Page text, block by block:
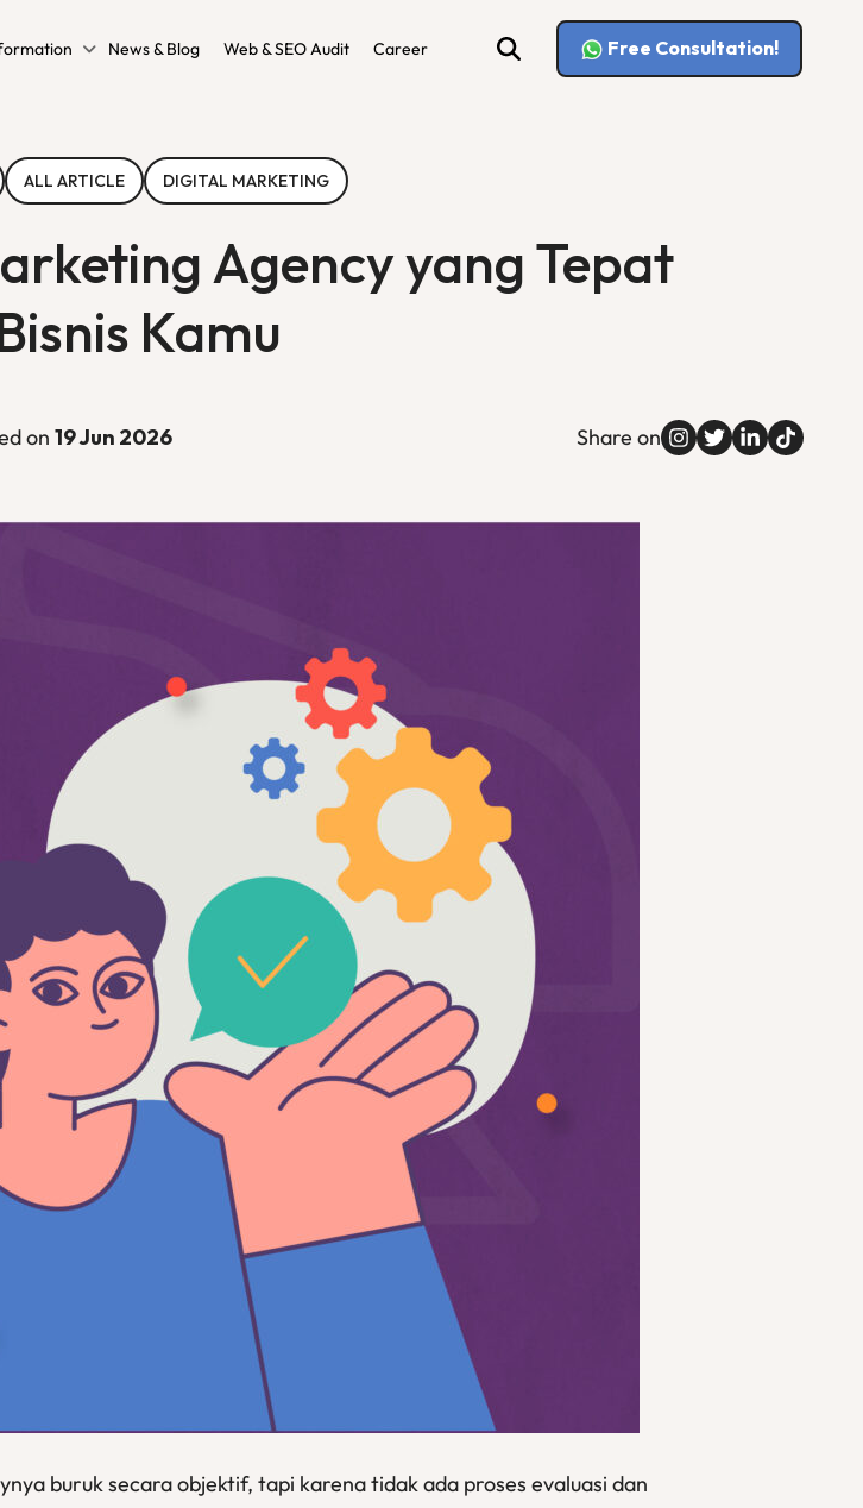
News & Blog Web & SEO Audit Career Free Consultation!
ALL ARTICLE DIGITAL MARKETING
Agency yang Tepat
Kamu
on19 Jun 2026 Share on
buruk secara objektif, tapi karena tidak ada proses evaluasi dan